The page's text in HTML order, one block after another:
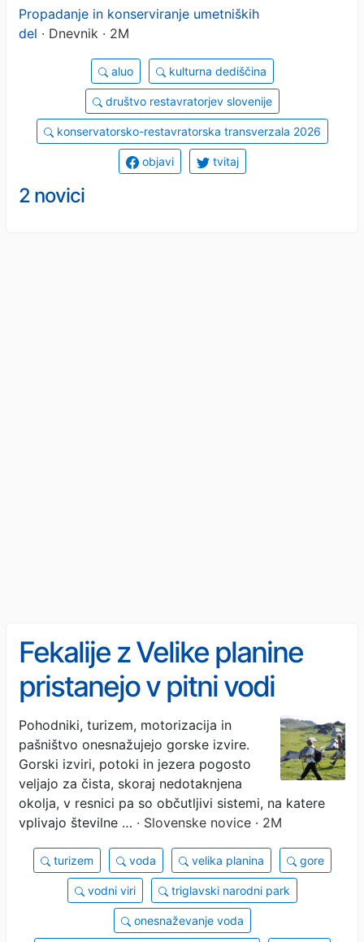
Propadanje in konserviranje umetniških
del · Dnevnik · 2M
aluo kulturna dediščina
društvo restavratorjev slovenije
konservatorsko-restavratorska transverzala 2026
objavi tvitaj
2 novici
Fekalije z Velike planine
pristanejo v pitni vodi
Kamničanov
Pohodniki, turizem, motorizacija in
pašništvo onesnažujejo gorske izvire.
Gorski izviri, potoki in jezera pogosto
veljajo za čista, skoraj nedotaknjena
okolja, v resnici pa so občutljivi sistemi, na katere
vplivajo številne … · Slovenske novice · 2M
turizem voda velika planina gore
vodni viri triglavski narodni park
onesnaževanje voda